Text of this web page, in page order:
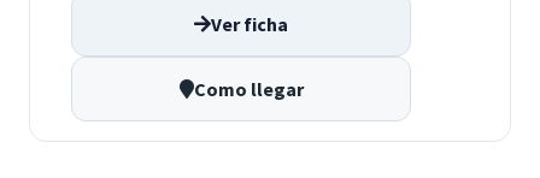
Ver ficha
Como llegar